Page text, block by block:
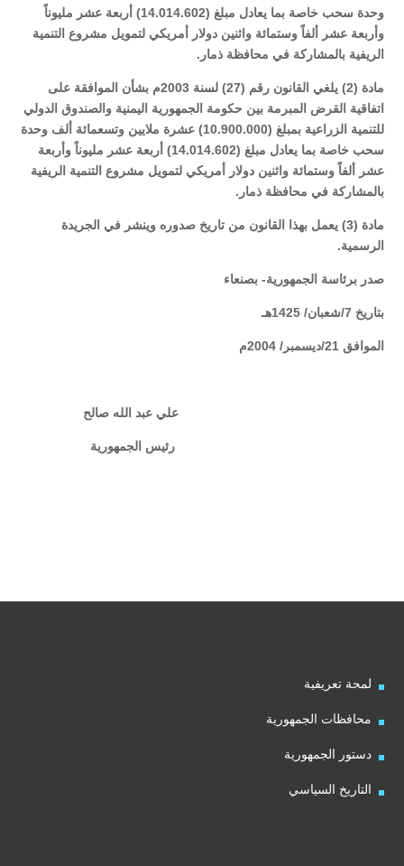
وحدة سحب خاصة بما يعادل مبلغ (14.014.602) أربعة عشر مليوناً
وأربعة عشر ألفاً وستمائة واثنين دولار أمريكي لتمويل مشروع التنمية
الريفية بالمشاركة في محافظة ذمار.
مادة (2) يلغي القانون رقم (27) لسنة 2003م بشأن الموافقة على
اتفاقية القرض المبرمة بين حكومة الجمهورية اليمنية والصندوق الدولي
للتنمية الزراعية بمبلغ (10.900.000) عشرة ملايين وتسعمائة ألف وحدة
سحب خاصة بما يعادل مبلغ (14.014.602) أربعة عشر مليوناً وأربعة
عشر ألفاً وستمائة واثنين دولار أمريكي لتمويل مشروع التنمية الريفية
بالمشاركة في محافظة ذمار.
مادة (3) يعمل بهذا القانون من تاريخ صدوره وينشر في الجريدة
الرسمية.
صدر برئاسة الجمهورية- بصنعاء
بتاريخ 7/شعبان/ 1425هـ
الموافق 21/ديسمبر/ 2004م
علي عبد الله صالح
رئيس الجمهورية
لمحة تعريفية
محافظات الجمهورية
دستور الجمهورية
التاريخ السياسي